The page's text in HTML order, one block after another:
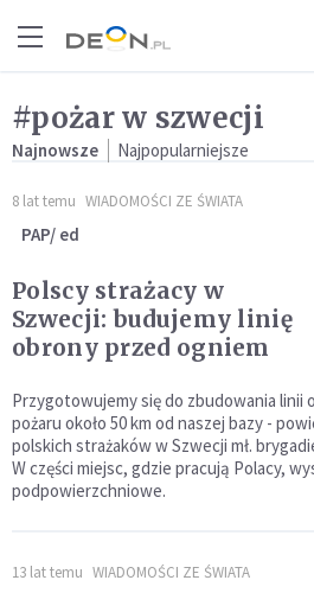
#pożar w szwecji
Najnowsze Najpopularniejsze
8 lat temu WIADOMOŚCI ZE ŚWIATA
PAP/ ed
Polscy strażacy w
Szwecji: budujemy linię
obrony przed ogniem
Przygotowujemy się do zbudowania linii
pożaru około 50 km od naszej bazy -
polskich strażaków w Szwecji mł.
W części miejsc, gdzie pracują Polacy,
podpowierzchniowe.
13 lat temu WIADOMOŚCI ZE ŚWIATA